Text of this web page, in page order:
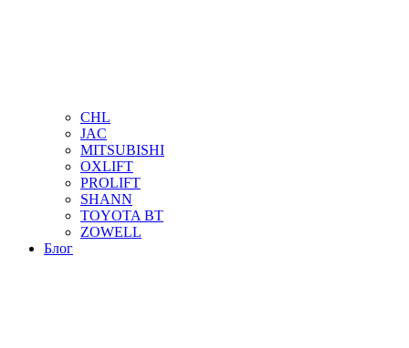
CHL
JAC
MITSUBISHI
OXLIFT
PROLIFT
SHANN
TOYOTA BT
ZOWELL
Блог